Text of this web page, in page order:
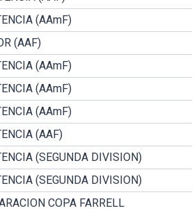
(AAmF)
(AAF)
(AAmF)
(AAmF)
(AAmF)
(AAF)
(SEGUNDA DIVISION)
(SEGUNDA DIVISION)
COPA FARRELL